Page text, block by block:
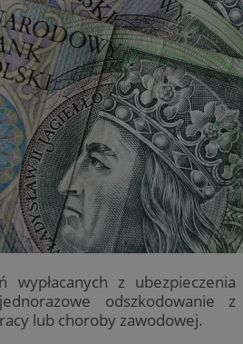
wypłacanych z ubezpieczenia
odszkodowanie z
lub choroby zawodowej.